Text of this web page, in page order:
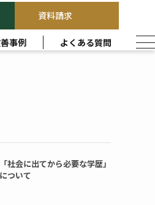
資料請求
事例 よくある質問
「社会に出てから必要な学歴」
について